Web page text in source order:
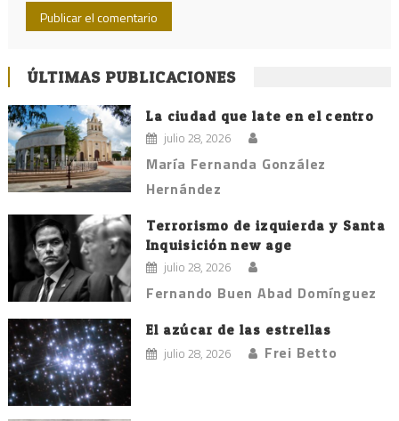
ÚLTIMAS PUBLICACIONES
La ciudad que late en el centro
julio 28, 2026
María Fernanda González
Hernández
Terrorismo de izquierda y Santa
Inquisición new age
julio 28, 2026
Fernando Buen Abad Domínguez
El azúcar de las estrellas
julio 28, 2026 Frei Betto